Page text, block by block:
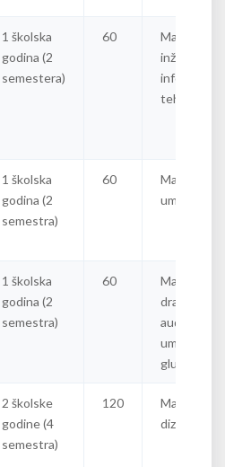
1 školska
godina (2
semestera)
60
Master
inženjer
tehnologija
1 školska
godina (2
semestra)
60
Master
umetnik
1 školska
godina (2
semestra)
60
Master
dramski i
umetnik -
glumac
2 školske
godine (4
semestra)
120
Master
dizajner